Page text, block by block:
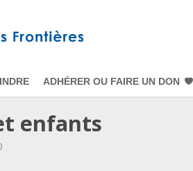
ADHÉRER OU FAIRE UN DON
enfants